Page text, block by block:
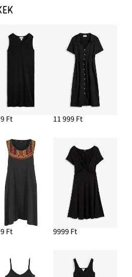
Ft 11 999 Ft
Ft 9999 Ft